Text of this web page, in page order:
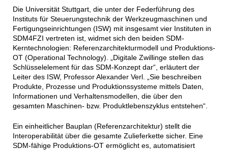
Die Universität Stuttgart, die unter der Federführung des
Instituts für Steuerungstechnik der Werkzeugmaschinen und
Fertigungseinrichtungen (ISW) mit insgesamt vier Instituten in
SDM4FZI vertreten ist, widmet sich den beiden SDM-
Kerntechnologien: Referenzarchitekturmodell und Produktions-
OT (Operational Technology). „Digitale Zwillinge stellen das
Schlüsselelement für das SDM-Konzept dar“, erläutert der
Leiter des ISW, Professor Alexander Verl. „Sie beschreiben
Produkte, Prozesse und Produktionssysteme mittels Daten,
Informationen und Verhaltensmodellen, die über den
gesamten Maschinen- bzw. Produktlebenszyklus entstehen“.
Ein einheitlicher Bauplan (Referenzarchitektur) stellt die
Interoperabilität über die gesamte Zulieferkette sicher. Eine
SDM-fähige Produktions-OT ermöglicht es, automatisiert